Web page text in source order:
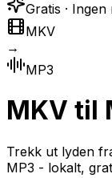
Gratis ·
MKV
→
MP3
MKV til
Trekk ut lyden
MP3 - lokalt,